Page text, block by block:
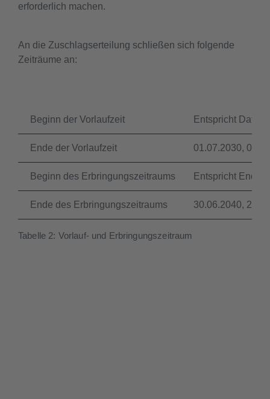
erforderlich machen.
An die Zuschlagserteilung schließen sich folgende
Zeiträume an:
Beginn der Vorlaufzeit Entspricht
Ende der Vorlaufzeit 01.07.2030, 00:00
Beginn des Erbringungszeitraums Entspricht Ende
Ende des Erbringungszeitraums 30.06.2040, 24:00
Tabelle 2: Vorlauf- und Erbringungszeitraum